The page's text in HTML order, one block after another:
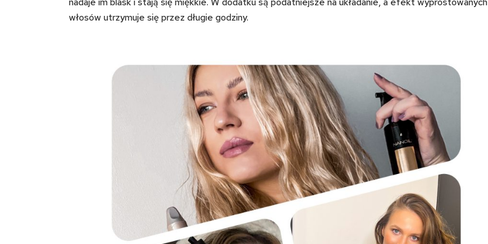
włosów utrzymuje się przez długie godziny.